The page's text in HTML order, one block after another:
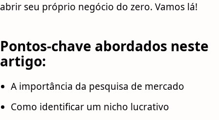
abrir seu próprio negócio do zero. Vamos lá!
Pontos-chave abordados neste
artigo:
A importância da pesquisa de mercado
Como identificar um nicho lucrativo